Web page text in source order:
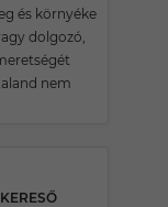
és környéke
dolgozó,
nem